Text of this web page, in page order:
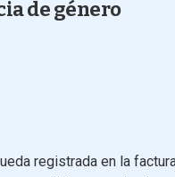
de género
registrada en la